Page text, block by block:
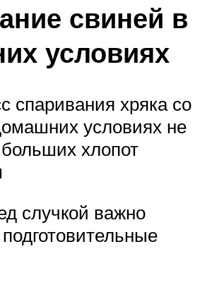
свиней в
условиях
спаривания хряка со
условиях не
хлопот
случкой важно